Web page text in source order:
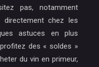
pas, notamment
directement chez les
astuces en plus
des « soldes »
du vin en primeur,